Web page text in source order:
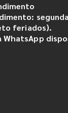
feriados).
WhatsApp